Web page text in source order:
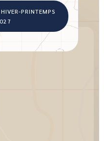
PRINTEMPS